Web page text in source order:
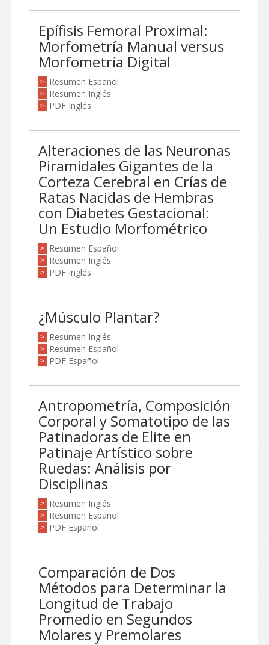
Epífisis Femoral Proximal:
Morfometría Manual versus
Morfometría Digital
> Resumen Español
> Resumen Inglés
> PDF Inglés
Alteraciones de las Neuronas
Piramidales Gigantes de la
Corteza Cerebral en Crías de
Ratas Nacidas de Hembras
con Diabetes Gestacional:
Un Estudio Morfométrico
> Resumen Español
> Resumen Inglés
> PDF Inglés
¿Músculo Plantar?
> Resumen Inglés
> Resumen Español
> PDF Español
Antropometría, Composición
Corporal y Somatotipo de las
Patinadoras de Elite en
Patinaje Artístico sobre
Ruedas: Análisis por
Disciplinas
> Resumen Inglés
> Resumen Español
> PDF Español
Comparación de Dos
Métodos para Determinar la
Longitud de Trabajo
Promedio en Segundos
Molares y Premolares